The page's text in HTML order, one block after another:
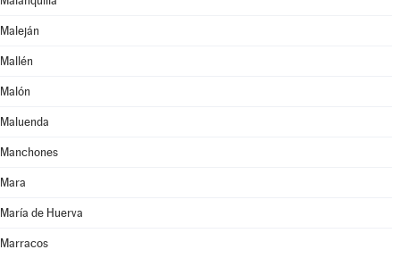
Maleján
Mallén
Malón
Maluenda
Manchones
Mara
María de Huerva
Marracos